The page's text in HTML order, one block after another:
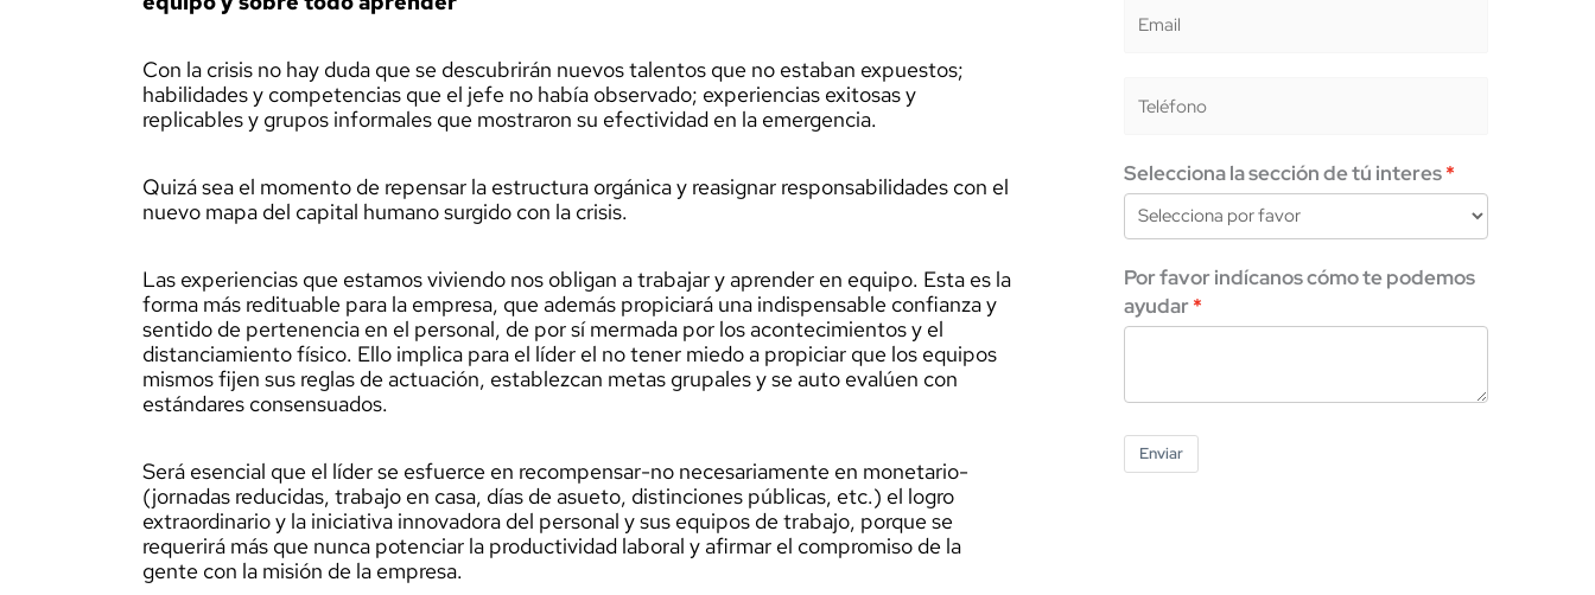
Con la crisis no hay duda que se descubrirán nuevos talentos que no estaban expuestos;
habilidades y competencias que el jefe no había observado; experiencias exitosas y
replicables y grupos informales que mostraron su efectividad en la emergencia.
Quizá sea el momento de repensar la estructura orgánica y reasignar responsabilidades con el
nuevo mapa del capital humano surgido con la crisis.
Las experiencias que estamos viviendo nos obligan a trabajar y aprender en equipo. Esta es la
forma más redituable para la empresa, que además propiciará una indispensable confianza y
sentido de pertenencia en el personal, de por sí mermada por los acontecimientos y el
distanciamiento físico. Ello implica para el líder el no tener miedo a propiciar que los equipos
mismos fijen sus reglas de actuación, establezcan metas grupales y se auto evalúen con
estándares consensuados.
Será esencial que el líder se esfuerce en recompensar-no necesariamente en monetario-
(jornadas reducidas, trabajo en casa, días de asueto, distinciones públicas, etc.) el logro
extraordinario y la iniciativa innovadora del personal y sus equipos de trabajo, porque se
requerirá más que nunca potenciar la productividad laboral y afirmar el compromiso de la
gente con la misión de la empresa.
Selecciona la sección de tú interes
Por favor indícanos cómo te podemos
ayudar
Enviar